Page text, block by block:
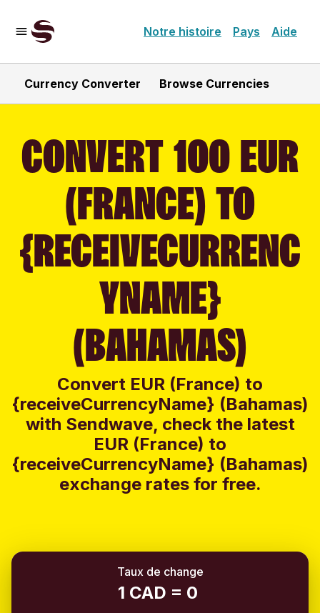
Notre histoire Pays Aide
Currency Converter Browse Currencies
CONVERT 100 EUR
(FRANCE) TO
{RECEIVECURRENC
YNAME}
(BAHAMAS)
Convert EUR (France) to
{receiveCurrencyName} (Bahamas)
with Sendwave, check the latest
EUR (France) to
{receiveCurrencyName} (Bahamas)
exchange rates for free.
Taux de change
1 CAD = 0